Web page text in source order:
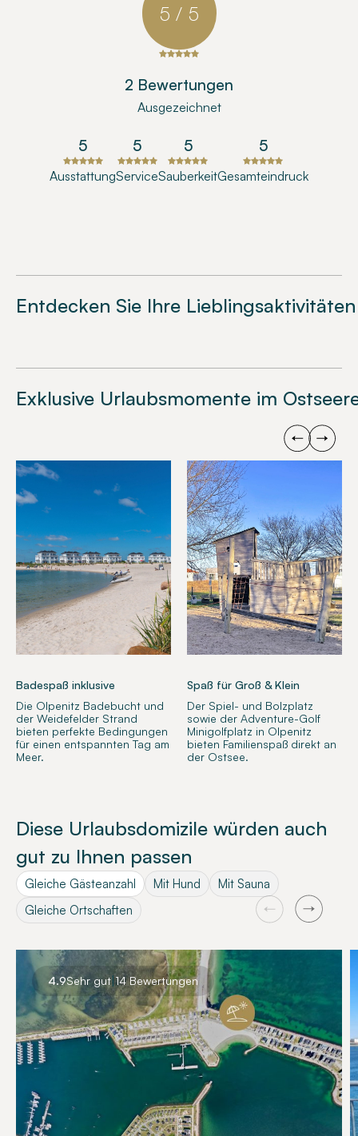
5 / 5
Ausgezeichnet
2 Bewertungen
Ausstattung
5
Service
5
Sauberkeit
5
Gesamteindruck
5
Entdecken Sie Ihre Lieblingsaktivitäten
Exklusive Urlaubsmomente im
Badespaß inklusive
Die Olpenitz Badebucht und
der Weidefelder Strand
bieten perfekte Bedingungen
für einen entspannten Tag am
Meer.
Spaß für Groß & Klein
Der Spiel- und Bolzplatz
sowie der Adventure-Golf
Minigolfplatz in Olpenitz
bieten Familienspaß direkt an
der Ostsee.
Diese Urlaubsdomizile würden auch
gut zu Ihnen passen
Gleiche Gästeanzahl Mit Hund
Mit Sauna
Gleiche Ortschaften
4.9Sehr gut|14 Bewertungen